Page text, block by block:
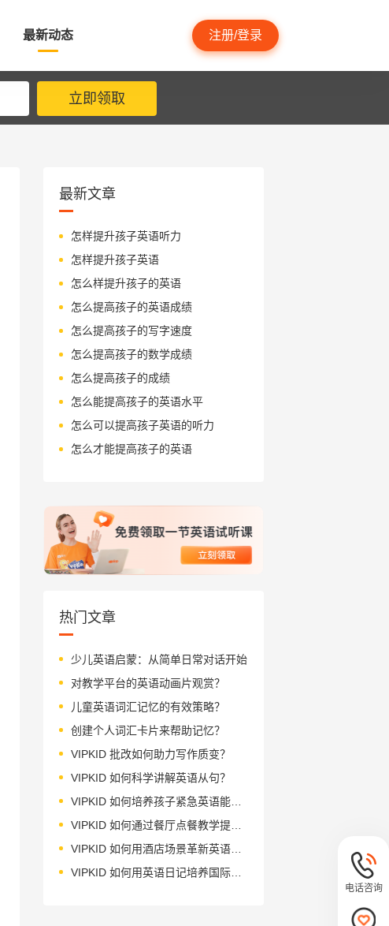
最新动态 注册/登录
立即领取
最新文章
怎样提升孩子英语听力
怎样提升孩子英语
怎么样提升孩子的英语
怎么提高孩子的英语成绩
怎么提高孩子的写字速度
怎么提高孩子的数学成绩
怎么提高孩子的成绩
怎么能提高孩子的英语水平
怎么可以提高孩子英语的听力
怎么才能提高孩子的英语
热门文章
少儿英语启蒙：从简单日常对话开始
对教学平台的英语动画片观赏？
儿童英语词汇记忆的有效策略？
创建个人词汇卡片来帮助记忆？
VIPKID 批改如何助力写作质变？
VIPKID 如何科学讲解英语从句？
VIPKID 如何培养孩子紧急英语能力？
VIPKID 如何通过餐厅点餐教学提升少儿英语应用能力？
VIPKID 如何用酒店场景革新英语教学？
VIPKID 如何用英语日记培养国际化人才？
电话咨询